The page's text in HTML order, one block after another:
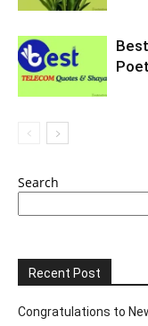
Search
Recent Post
Congratulations to